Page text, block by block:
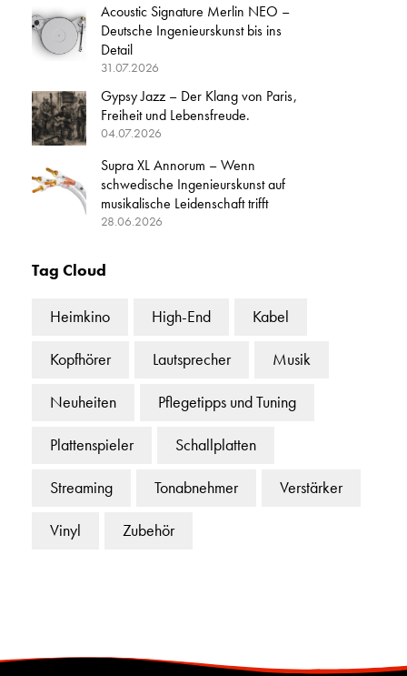
Acoustic Signature Merlin NEO –
Deutsche Ingenieurskunst bis ins
Detail
31.07.2026
Gypsy Jazz – Der Klang von Paris,
Freiheit und Lebensfreude.
04.07.2026
Supra XL Annorum – Wenn
schwedische Ingenieurskunst auf
musikalische Leidenschaft trifft
28.06.2026
Tag Cloud
Heimkino High-End Kabel
Kopfhörer Lautsprecher Musik
Neuheiten Pflegetipps und Tuning
Plattenspieler Schallplatten
Streaming Tonabnehmer Verstärker
Vinyl Zubehör